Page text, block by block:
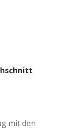
mit den